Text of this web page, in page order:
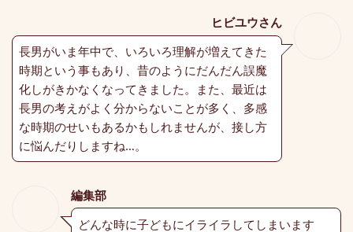
ヒビユウさん
長男がいま年中で、いろいろ理解が増えてきた
時期という事もあり、昔のようにだんだん誤魔
化しがきかなくなってきました。また、最近は
長男の考えがよく分からないことが多く、多感
な時期のせいもあるかもしれませんが、接し方
に悩んだりしますね…。
編集部
どんな時に子どもにイライラしてしまいます